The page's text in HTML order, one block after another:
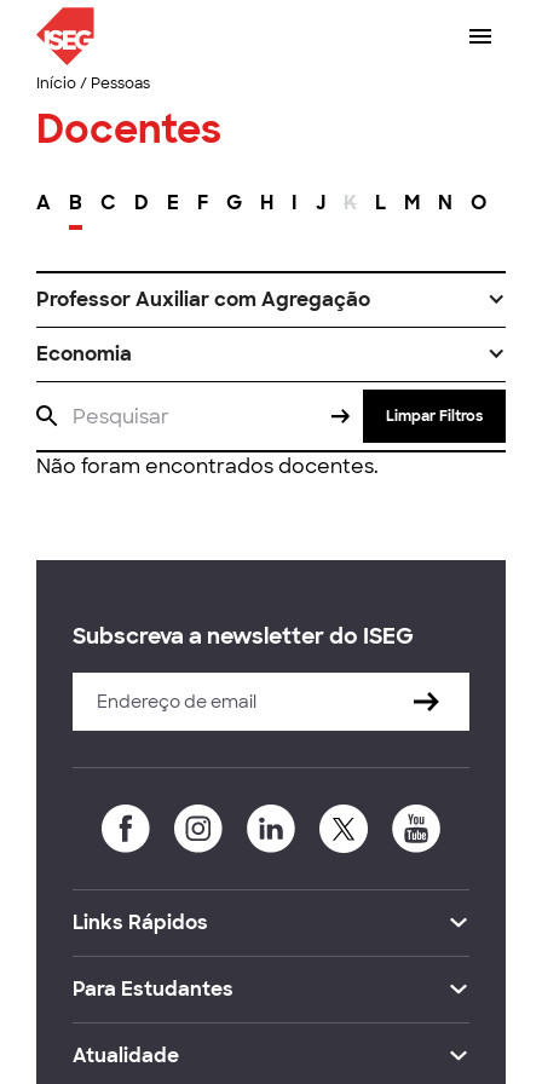
Início/ Pessoas
Docentes
A B C D E F G H I J K L M N O
Professor Auxiliar com Agregação
Economia
Limpar Filtros
Não foram encontrados docentes.
Subscreva a newsletter do ISEG
Links Rápidos
Para Estudantes
Atualidade